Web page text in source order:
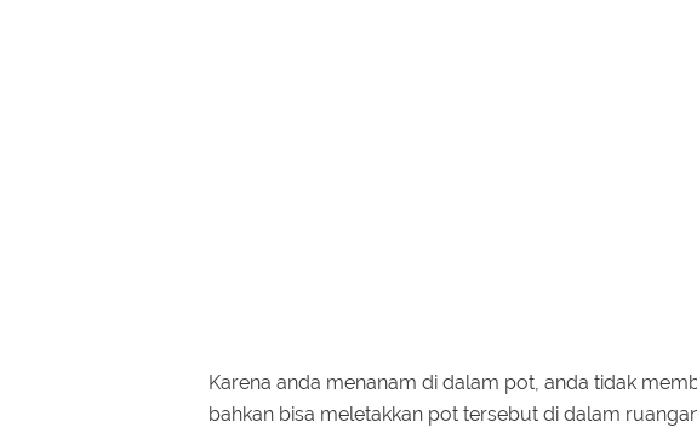
Karena anda menanam di dalam pot, anda tidak
bahkan bisa meletakkan pot tersebut di dalam